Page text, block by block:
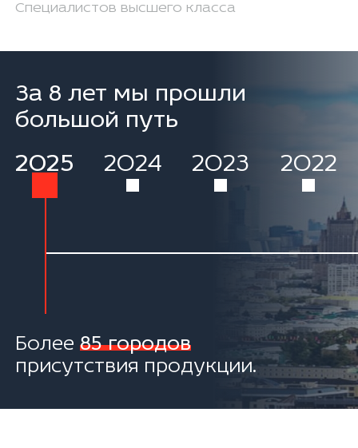
Специалистов высшего класса
За 8 лет мы прошли
большой путь
2025 2024 2023 2022
Более 85 городов
присутствия продукции.